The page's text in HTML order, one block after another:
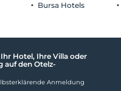
Bursa Hotels
Hotel, Ihre Villa oder
auf den Otelz-
Anmeldung